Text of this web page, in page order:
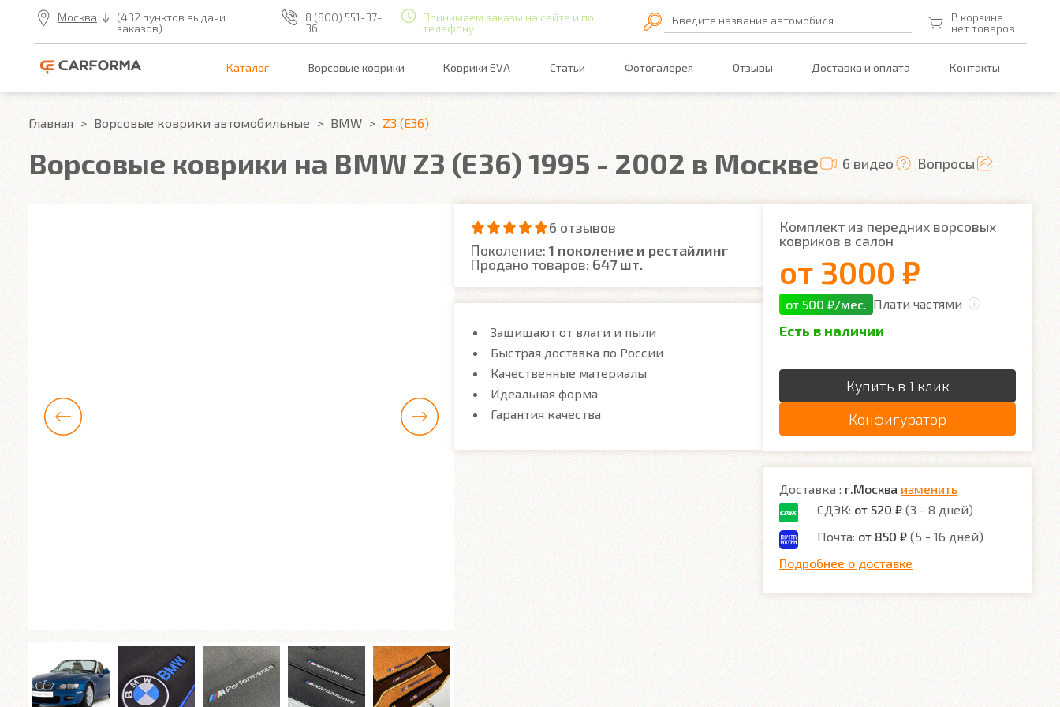
Москва
(432 пунктов выдачи
заказов)
8 (800) 551-37-
36
Принимаем заказы на сайте и по
телефону
Введите название автомобиля
В корзине
нет товаров
Каталог Ворсовые коврики Коврики EVA Статьи Фотогалерея Отзывы Доставка и оплата Контакты
Главная Ворсовые коврики автомобильные BMW Z3 (E36)
Ворсовые коврики на BMW Z3 (E36) 1995 - 2002 в Москве 6 видео Вопросы
6 отзывов
Поколение: 1 поколение и рестайлинг
Продано товаров: 647 шт.
Защищают от влаги и пыли
Быстрая доставка по России
Качественные материалы
Идеальная форма
Гарантия качества
Комплект из передних ворсовых
ковриков в салон
от 3000 ₽
от 500 ₽/мес. Плати частями
Есть в наличии
Купить в 1 клик
Конфигуратор
Доставка : г.Москва изменить
СДЭК: от 520 ₽ (3 - 8 дней)
Почта: от 850 ₽ (5 - 16 дней)
Подробнее о доставке